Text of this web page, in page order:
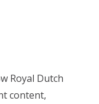
Royal Dutch
content,